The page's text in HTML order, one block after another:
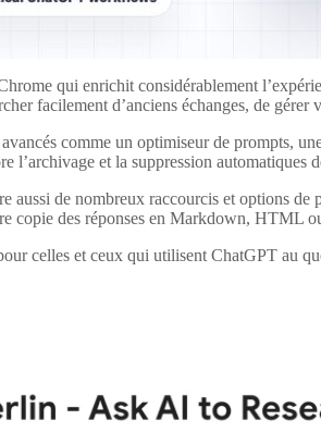
qui enrichit considérablement
facilement d’anciens échanges, de
comme un optimiseur de prompts,
l’archivage et la suppression automatiques
aussi de nombreux raccourcis et options
copie des réponses en Markdown, HTML
celles et ceux qui utilisent ChatGPT au